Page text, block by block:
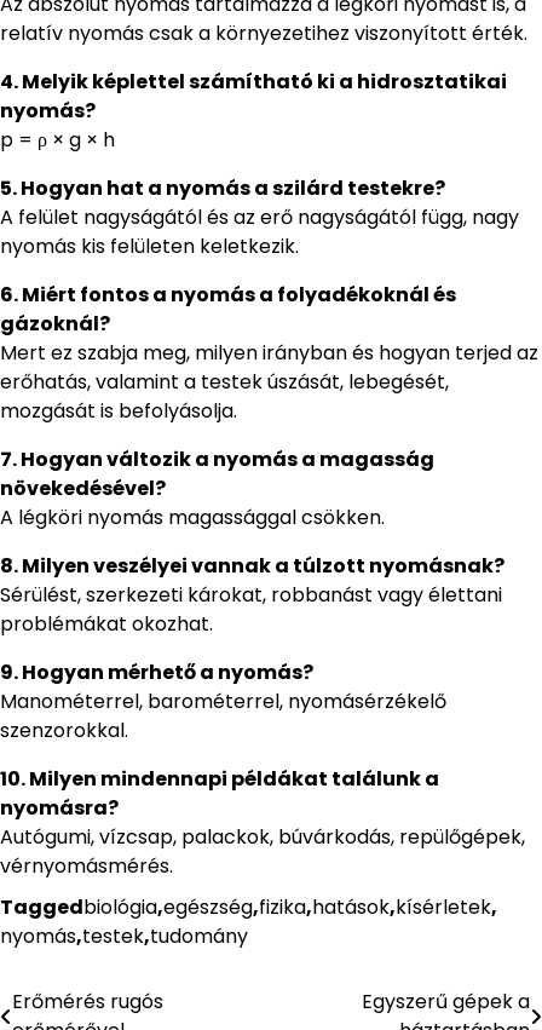
relatív nyomás csak a környezetihez viszonyított érték.
4. Melyik képlettel számítható ki a hidrosztatikai
nyomás?
p = ρ × g × h
5. Hogyan hat a nyomás a szilárd testekre?
A felület nagyságától és az erő nagyságától függ, nagy
nyomás kis felületen keletkezik.
6. Miért fontos a nyomás a folyadékoknál és
gázoknál?
Mert ez szabja meg, milyen irányban és hogyan terjed az
erőhatás, valamint a testek úszását, lebegését,
mozgását is befolyásolja.
7. Hogyan változik a nyomás a magasság
növekedésével?
A légköri nyomás magassággal csökken.
8. Milyen veszélyei vannak a túlzott nyomásnak?
Sérülést, szerkezeti károkat, robbanást vagy élettani
problémákat okozhat.
9. Hogyan mérhető a nyomás?
Manométerrel, barométerrel, nyomásérzékelő
szenzorokkal.
10. Milyen mindennapi példákat találunk a
nyomásra?
Autógumi, vízcsap, palackok, búvárkodás, repülőgépek,
vérnyomásmérés.
Taggedbiológia,egészség,fizika,hatások,kísérletek,
nyomás,testek,tudomány
Bejegyzés
Erőmérés rugós
Egyszerű gépek a